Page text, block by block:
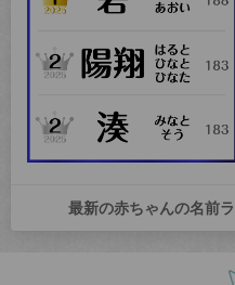
最新の赤ちゃんの名前